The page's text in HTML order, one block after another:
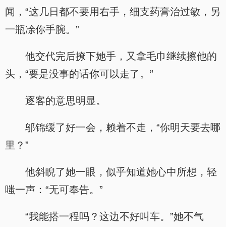
闻，“这几日都不要用右手，细支药膏治过敏，另
一瓶凃你手腕。”
他交代完后撩下她手，又拿毛巾继续擦他的
头，“要是没事的话你可以走了。”
逐客的意思明显。
邬锦缓了好一会，赖着不走，“你明天要去哪
里？”
他斜睨了她一眼，似乎知道她心中所想，轻
嗤一声：“无可奉告。”
“我能搭一程吗？这边不好叫车。”她不气